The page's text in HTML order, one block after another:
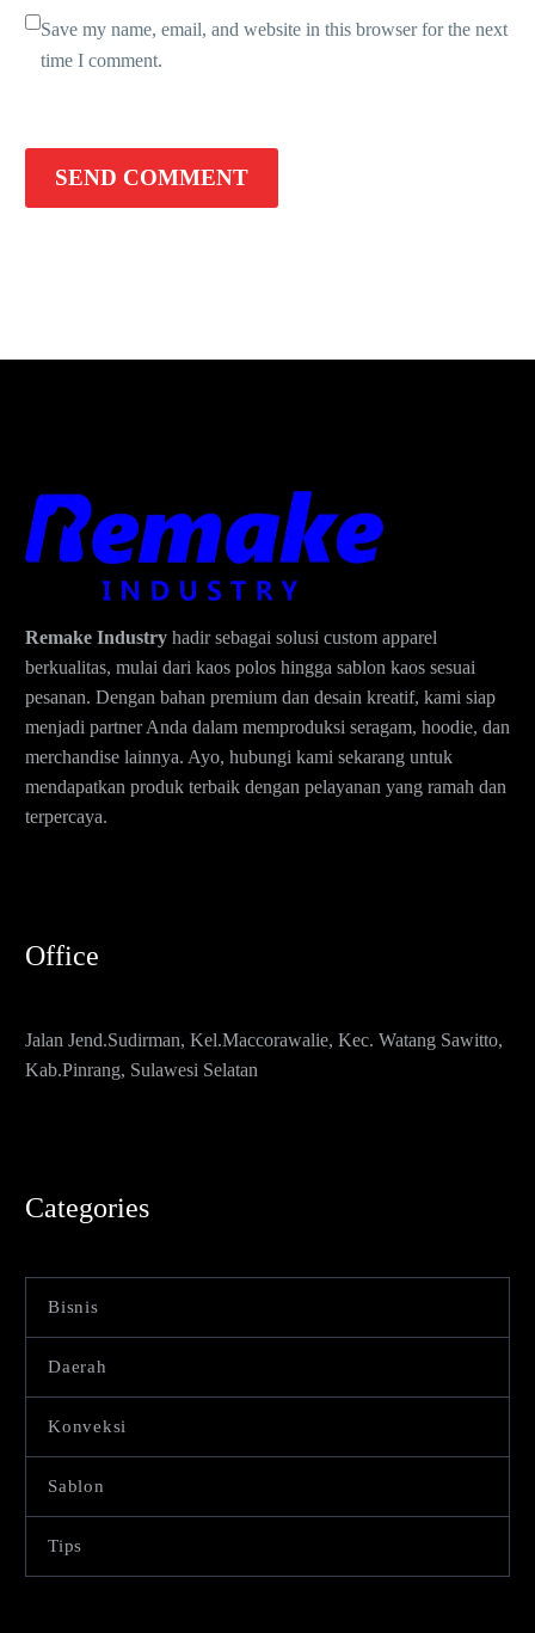
Save my name, email, and website in this browser for the next
time I comment.
SEND COMMENT
Remake Industry hadir sebagai solusi custom apparel
berkualitas, mulai dari kaos polos hingga sablon kaos sesuai
pesanan. Dengan bahan premium dan desain kreatif, kami siap
menjadi partner Anda dalam memproduksi seragam, hoodie, dan
merchandise lainnya. Ayo, hubungi kami sekarang untuk
mendapatkan produk terbaik dengan pelayanan yang ramah dan
terpercaya.
Office
Jalan Jend.Sudirman, Kel.Maccorawalie, Kec. Watang Sawitto,
Kab.Pinrang, Sulawesi Selatan
Categories
Bisnis
Daerah
Konveksi
Sablon
Tips